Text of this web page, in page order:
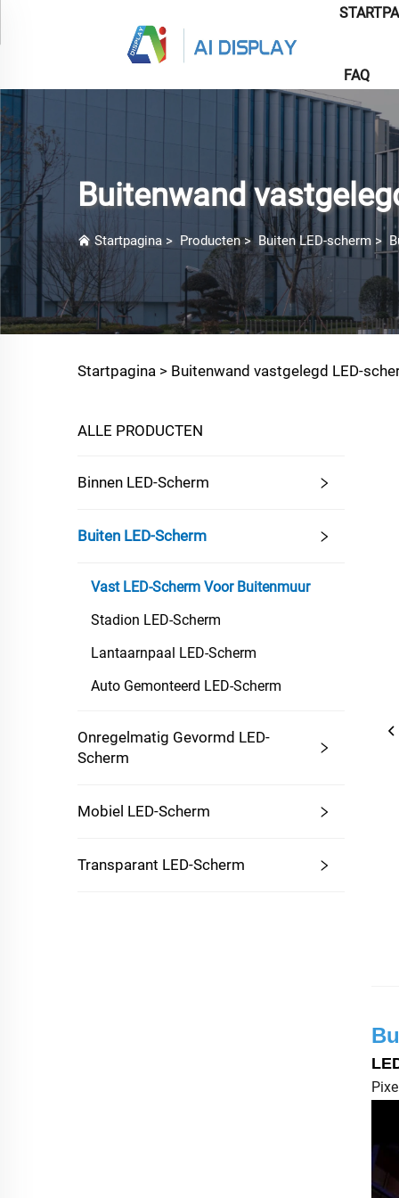
FAQ
Buitenwand
Startpagina > Producten> Buiten LED-scherm >
Startpagina > Buitenwand vastgelegd LED-
ALLE PRODUCTEN
Binnen LED-Scherm
Buiten LED-Scherm
Vast LED-Scherm Voor Buitenmuur
Stadion LED-Scherm
Lantaarnpaal LED-Scherm
Auto Gemonteerd LED-Scherm
Onregelmatig Gevormd LED-
Scherm
Mobiel LED-Scherm
Transparant LED-Scherm